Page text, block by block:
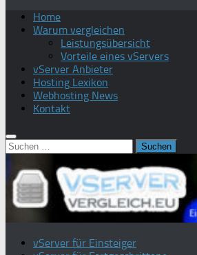
Home
Warum vergleichen
Leistungsübersicht
Vorteile eines vServers
vServer Anbieter
Hosting Lexikon
Webhosting News
Kontakt
Suchen
nach:
vServer für Einsteiger